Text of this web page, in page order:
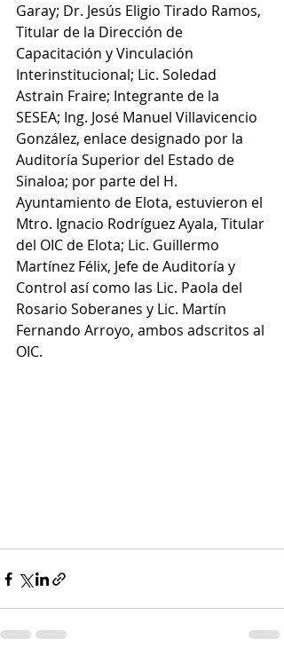
Garay; Dr. Jesús Eligio Tirado Ramos,
Titular de la Dirección de
Capacitación y Vinculación
Interinstitucional; Lic. Soledad
Astrain Fraire; Integrante de la
SESEA; Ing. José Manuel Villavicencio
González, enlace designado por la
Auditoría Superior del Estado de
Sinaloa; por parte del H.
Ayuntamiento de Elota, estuvieron el
Mtro. Ignacio Rodríguez Ayala, Titular
del OIC de Elota; Lic. Guillermo
Martínez Félix, Jefe de Auditoría y
Control así como las Lic. Paola del
Rosario Soberanes y Lic. Martín
Fernando Arroyo, ambos adscritos al
OIC.